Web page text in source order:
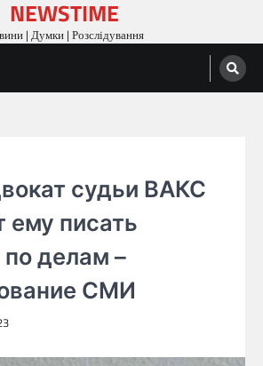
NEWSTIME
| Думки | Розслідування
судьи ВАКС
ему писать
делам –
СМИ